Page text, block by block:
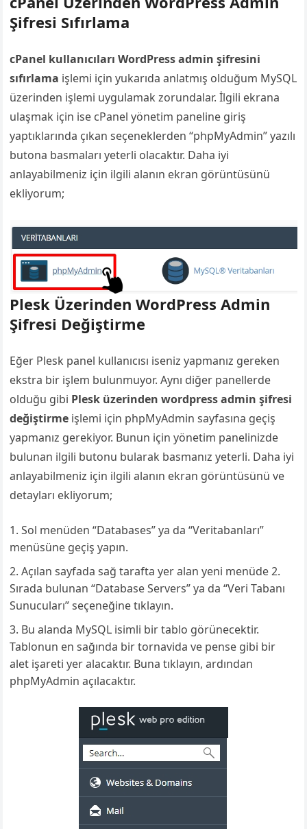
Şifresi Sıfırlama
cPanel kullanıcıları WordPress admin şifresini
sıfırlama işlemi için yukarıda anlatmış olduğum MySQL
üzerinden işlemi uygulamak zorundalar. İlgili ekrana
ulaşmak için ise cPanel yönetim paneline giriş
yaptıklarında çıkan seçeneklerden “phpMyAdmin” yazılı
butona basmaları yeterli olacaktır. Daha iyi
anlayabilmeniz için ilgili alanın ekran görüntüsünü
ekliyorum;
Plesk Üzerinden WordPress Admin
Şifresi Değiştirme
Eğer Plesk panel kullanıcısı iseniz yapmanız gereken
ekstra bir işlem bulunmuyor. Aynı diğer panellerde
olduğu gibi Plesk üzerinden wordpress admin şifresi
değiştirme işlemi için phpMyAdmin sayfasına geçiş
yapmanız gerekiyor. Bunun için yönetim panelinizde
bulunan ilgili butonu bularak basmanız yeterli. Daha iyi
anlayabilmeniz için ilgili alanın ekran görüntüsünü ve
detayları ekliyorum;
Sol menüden “Databases” ya da “Veritabanları”
menüsüne geçiş yapın.
Açılan sayfada sağ tarafta yer alan yeni menüde 2.
Sırada bulunan “Database Servers” ya da “Veri Tabanı
Sunucuları” seçeneğine tıklayın.
Bu alanda MySQL isimli bir tablo görünecektir.
Tablonun en sağında bir tornavida ve pense gibi bir
alet işareti yer alacaktır. Buna tıklayın, ardından
phpMyAdmin açılacaktır.